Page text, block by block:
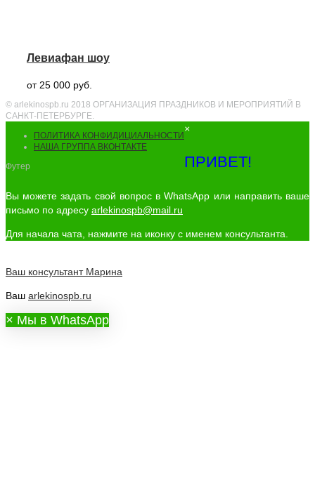
Левиафан шоу
от 25 000 руб.
© arlekinospb.ru 2018 ОРГАНИЗАЦИЯ ПРАЗДНИКОВ И МЕРОПРИЯТИЙ В
САНКТ-ПЕТЕРБУРГЕ.
ПОЛИТИКА КОНФИДИЦИАЛЬНОСТИ
НАША ГРУППА ВКОНТАКТЕ
Футер
×
ПРИВЕТ!
Вы можете задать свой вопрос в WhatsApp или направить ваше
письмо по адресу arlekinospb@mail.ru
Для начала чата, нажмите на иконку с именем консультанта.
Ваш консультант Марина
Ваш arlekinospb.ru
× Мы в WhatsApp